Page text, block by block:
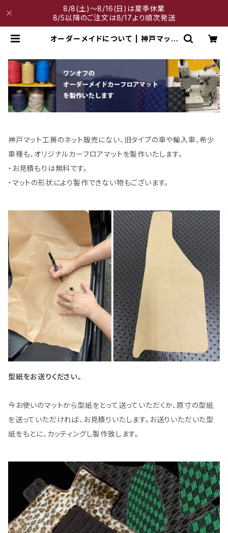
8/8(土)～8/16(日)は夏季休業
8/5以降のご注文は8/17より順次発送
オーダーメイドについて | 神戸マット
神戸マット工房のネット販売にない、旧タイプの車や輸入車、希少
車種も、オリジナルカーフロアマットを製作いたします。
・お見積もりは無料です。
・マットの形状により製作できない物もございます。
型紙をお送りください。
今お使いのマットから型紙をとって送っていただくか、原寸の型紙
を送っていただければ、お見積りいたします。お送りいただいた型
紙をもとに、カッティングし製作致します。